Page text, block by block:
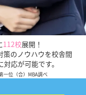
112校展開！
のノウハウを校舎間
応が可能です。
一位（合）MBA調べ